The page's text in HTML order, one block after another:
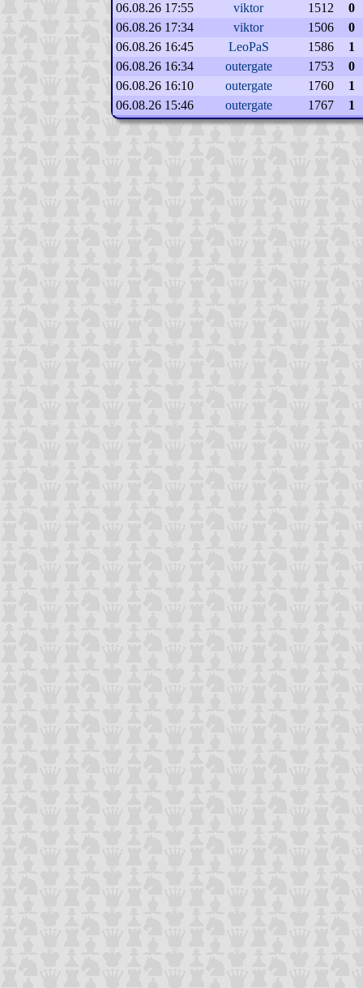
06.08.26 17:55
viktor 1512
0
06.08.26 17:34
viktor 1506
0
06.08.26 16:45
LeoPaS 1586
1
06.08.26 16:34
outergate 1753
0
06.08.26 16:10
outergate 1760
1
06.08.26 15:46
outergate 1767 1